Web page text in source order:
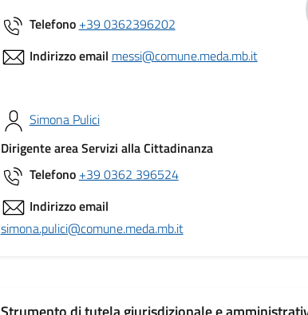
Telefono +39 0362396202
Indirizzo email messi@comune.meda.mb.it
Simona Pulici
Dirigente area Servizi alla Cittadinanza
Telefono +39 0362 396524
Indirizzo email
simona.pulici@comune.meda.mb.it